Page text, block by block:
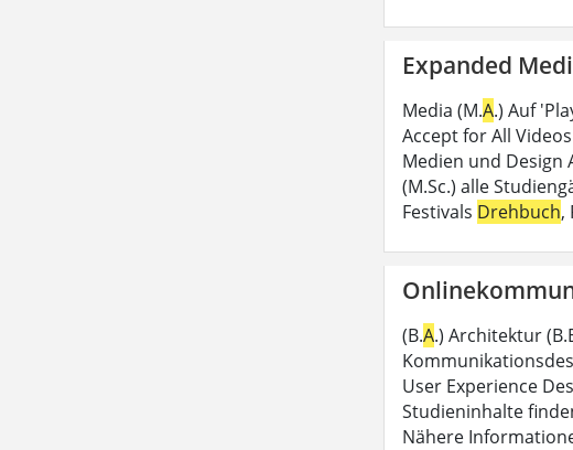
Expanded
Media (M.A.) Auf
Accept for All
Medien und Design
(M.Sc.) alle
Festivals Drehbuch,
(B.A.) Architektur
User Experience
Studieninhalte
Nähere